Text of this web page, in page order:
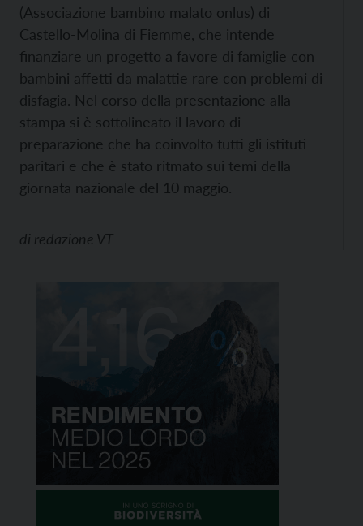
(Associazione bambino malato onlus) di
Castello-Molina di Fiemme, che intende
finanziare un progetto a favore di famiglie con
bambini affetti da malattie rare con problemi di
disfagia. Nel corso della presentazione alla
stampa si è sottolineato il lavoro di
preparazione che ha coinvolto tutti gli istituti
paritari e che è stato ritmato sui temi della
giornata nazionale del 10 maggio.
di redazione VT